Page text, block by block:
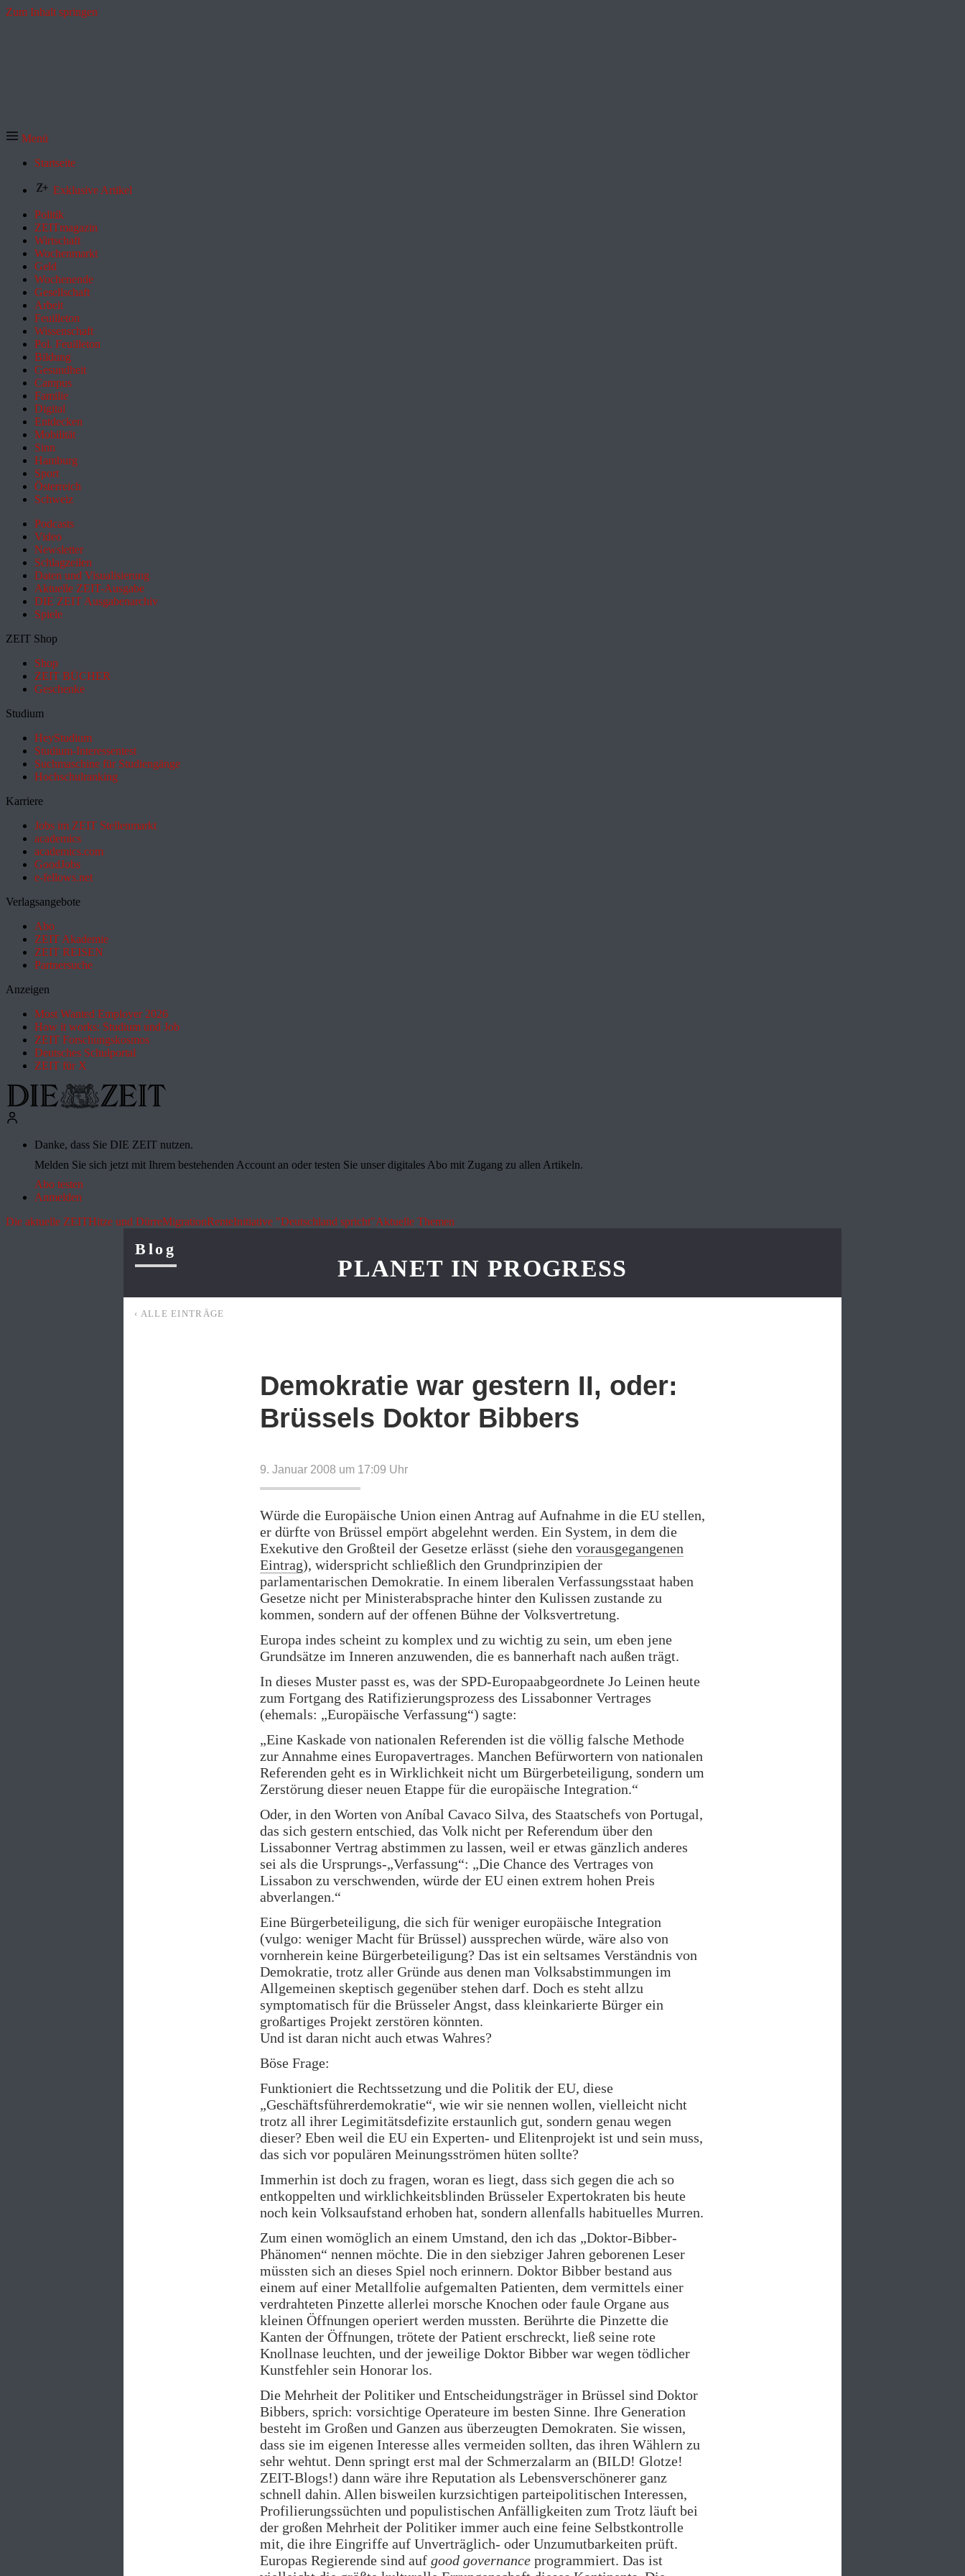
Zum Inhalt springen
Menü
Startseite
Exklusive Artikel
Politik
ZEITmagazin
Wirtschaft
Wochenmarkt
Geld
Wochenende
Gesellschaft
Arbeit
Feuilleton
Wissenschaft
Pol. Feuilleton
Bildung
Gesundheit
Campus
Familie
Digital
Entdecken
Mobilität
Sinn
Hamburg
Sport
Österreich
Schweiz
Podcasts
Video
Newsletter
Schlagzeilen
Daten und Visualisierung
Aktuelle ZEIT-Ausgabe
DIE ZEIT Ausgabenarchiv
Spiele
ZEIT Shop
Shop
ZEIT BÜCHER
Geschenke
Studium
HeyStudium
Studium-Interessentest
Suchmaschine für Studiengänge
Hochschulranking
Karriere
Jobs im ZEIT Stellenmarkt
academics
academics.com
GoodJobs
e-fellows.net
Verlagsangebote
Abo
ZEIT Akademie
ZEIT REISEN
Partnersuche
Anzeigen
Most Wanted Employer 2026
How it works: Studium und Job
ZEIT Forschungskosmos
Deutsches Schulportal
ZEIT für X
Danke, dass Sie DIE ZEIT nutzen.
Melden Sie sich jetzt mit Ihrem bestehenden Account an oder testen Sie unser digitales Abo mit Zugang zu allen Artikeln.
Abo testen
Anmelden
Die aktuelle ZEITHitze und DürreMigrationRenteInitiative "Deutschland spricht"Aktuelle Themen
Blog
PLANET IN PROGRESS
‹ ALLE EINTRÄGE
Demokratie war gestern II, oder:
Brüssels Doktor Bibbers
9. Januar 2008 um 17:09 Uhr
Würde die Europäische Union einen Antrag auf Aufnahme in die EU stellen,
er dürfte von Brüssel empört abgelehnt werden. Ein System, in dem die
Exekutive den Großteil der Gesetze erlässt (siehe den vorausgegangenen
Eintrag), widerspricht schließlich den Grundprinzipien der
parlamentarischen Demokratie. In einem liberalen Verfassungsstaat haben
Gesetze nicht per Ministerabsprache hinter den Kulissen zustande zu
kommen, sondern auf der offenen Bühne der Volksvertretung.
Europa indes scheint zu komplex und zu wichtig zu sein, um eben jene
Grundsätze im Inneren anzuwenden, die es bannerhaft nach außen trägt.
In dieses Muster passt es, was der SPD-Europaabgeordnete Jo Leinen heute
zum Fortgang des Ratifizierungsprozess des Lissabonner Vertrages
(ehemals: „Europäische Verfassung“) sagte:
„Eine Kaskade von nationalen Referenden ist die völlig falsche Methode
zur Annahme eines Europavertrages. Manchen Befürwortern von nationalen
Referenden geht es in Wirklichkeit nicht um Bürgerbeteiligung, sondern um
Zerstörung dieser neuen Etappe für die europäische Integration.“
Oder, in den Worten von Aníbal Cavaco Silva, des Staatschefs von Portugal,
das sich gestern entschied, das Volk nicht per Referendum über den
Lissabonner Vertrag abstimmen zu lassen, weil er etwas gänzlich anderes
sei als die Ursprungs-„Verfassung“: „Die Chance des Vertrages von
Lissabon zu verschwenden, würde der EU einen extrem hohen Preis
abverlangen.“
Eine Bürgerbeteiligung, die sich für weniger europäische Integration
(vulgo: weniger Macht für Brüssel) aussprechen würde, wäre also von
vornherein keine Bürgerbeteiligung? Das ist ein seltsames Verständnis von
Demokratie, trotz aller Gründe aus denen man Volksabstimmungen im
Allgemeinen skeptisch gegenüber stehen darf. Doch es steht allzu
symptomatisch für die Brüsseler Angst, dass kleinkarierte Bürger ein
großartiges Projekt zerstören könnten.
Und ist daran nicht auch etwas Wahres?
Böse Frage:
Funktioniert die Rechtssetzung und die Politik der EU, diese
„Geschäftsführerdemokratie“, wie wir sie nennen wollen, vielleicht nicht
trotz all ihrer Legimitätsdefizite erstaunlich gut, sondern genau wegen
dieser? Eben weil die EU ein Experten- und Elitenprojekt ist und sein muss,
das sich vor populären Meinungsströmen hüten sollte?
Immerhin ist doch zu fragen, woran es liegt, dass sich gegen die ach so
entkoppelten und wirklichkeitsblinden Brüsseler Expertokraten bis heute
noch kein Volksaufstand erhoben hat, sondern allenfalls habituelles Murren.
Zum einen womöglich an einem Umstand, den ich das „Doktor-Bibber-
Phänomen“ nennen möchte. Die in den siebziger Jahren geborenen Leser
müssten sich an dieses Spiel noch erinnern. Doktor Bibber bestand aus
einem auf einer Metallfolie aufgemalten Patienten, dem vermittels einer
verdrahteten Pinzette allerlei morsche Knochen oder faule Organe aus
kleinen Öffnungen operiert werden mussten. Berührte die Pinzette die
Kanten der Öffnungen, trötete der Patient erschreckt, ließ seine rote
Knollnase leuchten, und der jeweilige Doktor Bibber war wegen tödlicher
Kunstfehler sein Honorar los.
Die Mehrheit der Politiker und Entscheidungsträger in Brüssel sind Doktor
Bibbers, sprich: vorsichtige Operateure im besten Sinne. Ihre Generation
besteht im Großen und Ganzen aus überzeugten Demokraten. Sie wissen,
dass sie im eigenen Interesse alles vermeiden sollten, das ihren Wählern zu
sehr wehtut. Denn springt erst mal der Schmerzalarm an (BILD! Glotze!
ZEIT-Blogs!) dann wäre ihre Reputation als Lebensverschönerer ganz
schnell dahin. Allen bisweilen kurzsichtigen parteipolitischen Interessen,
Profilierungssüchten und populistischen Anfälligkeiten zum Trotz läuft bei
der großen Mehrheit der Politiker immer auch eine feine Selbstkontrolle
mit, die ihre Eingriffe auf Unverträglich- oder Unzumutbarkeiten prüft.
Europas Regierende sind auf good governance programmiert. Das ist